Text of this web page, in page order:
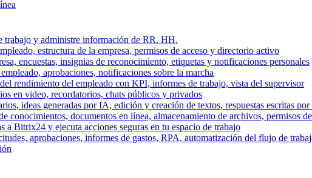
trabajo y administre información de RR. HH.
estructura de la empresa, permisos de acceso y directorio activo
encuestas, insignias de reconocimiento, etiquetas y notificaciones personales
aprobaciones, notificaciones sobre la marcha
rendimiento del empleado con KPI, informes de trabajo, vista del supervisor
en video, recordatorios, chats públicos y privados
ideas generadas por IA, edición y creación de textos, respuestas escritas
conocimientos, documentos en línea, almacenamiento de archivos, permisos
a Bitrix24 y ejecuta acciones seguras en tu espacio de trabajo
aprobaciones, informes de gastos, RPA, automatización del flujo de